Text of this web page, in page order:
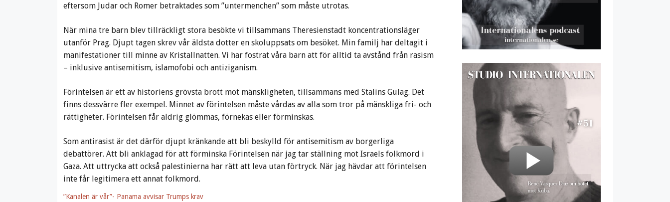
eftersom Judar och Romer betraktades som ”untermenchen” som måste utrotas.
När mina tre barn blev tillräckligt stora besökte vi tillsammans Theresienstadt koncentrationsläger
utanför Prag. Djupt tagen skrev vår äldsta dotter en skoluppsats om besöket. Min familj har deltagit i
manifestationer till minne av Kristallnatten. Vi har fostrat våra barn att för alltid ta avstånd från rasism
– inklusive antisemitism, islamofobi och antiziganism.
Förintelsen är ett av historiens grövsta brott mot mänskligheten, tillsammans med Stalins Gulag. Det
finns dessvärre fler exempel. Minnet av förintelsen måste vårdas av alla som tror på mänskliga fri- och
rättigheter. Förintelsen får aldrig glömmas, förnekas eller förminskas.
Som antirasist är det därför djupt kränkande att bli beskylld för antisemitism av borgerliga
debattörer. Att bli anklagad för att förminska Förintelsen när jag tar ställning mot Israels folkmord i
Gaza. Att uttrycka att också palestinierna har rätt att leva utan förtryck. När jag hävdar att förintelsen
inte får legitimera ett annat folkmord.
”Kanalen är vår”- Panama avvisar Trumps krav